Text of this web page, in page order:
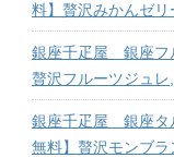
料】贅沢みかんゼリ
銀座千疋屋 銀座フ
贅沢フルーツジュレ
銀座千疋屋 銀座タ
無料】贅沢モンブラ